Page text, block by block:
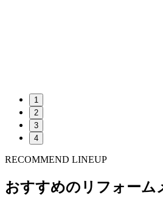
1
2
3
4
RECOMMEND LINEUP
おすすめのリフォーム